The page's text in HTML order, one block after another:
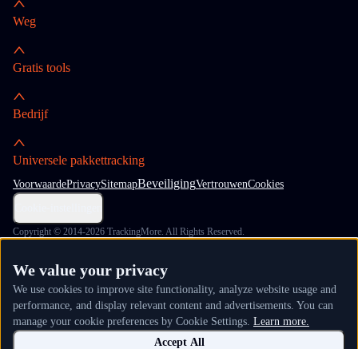
Weg
Gratis tools
Bedrijf
Universele pakkettracking
VoorwaardePrivacySitemapBeveiligingVertrouwenCookies
Copyright © 2014-2026 TrackingMore. All Rights Reserved.
We value your privacy
We use cookies to improve site functionality, analyze website usage and
performance, and display relevant content and advertisements. You can
manage your cookie preferences by Cookie Settings. Learn more.
Accept All